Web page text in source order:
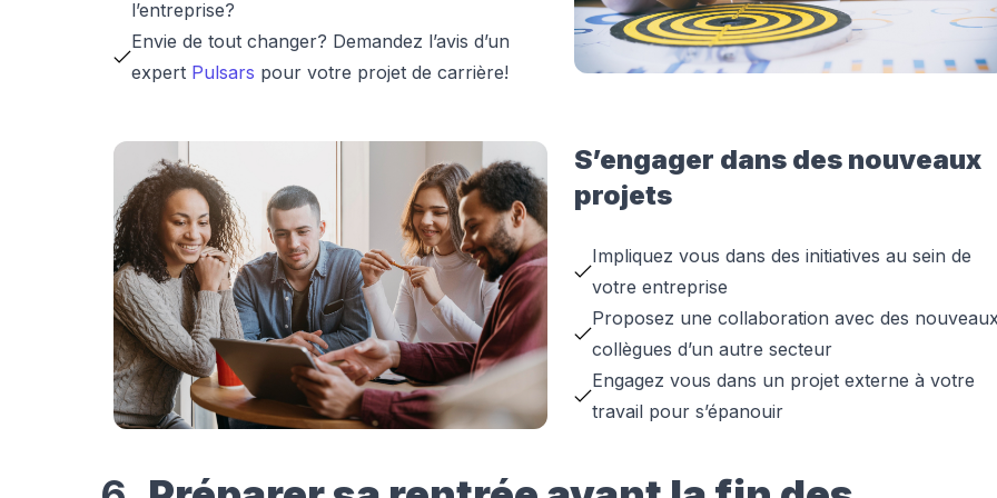
l’entreprise?
Envie de tout changer? Demandez l’avis d’un
expert Pulsars pour votre projet de carrière!
S’engager dans des nouveaux
projets
Impliquez vous dans des initiatives au sein de
votre entreprise
Proposez une collaboration avec des
collègues d’un autre secteur
Engagez vous dans un projet externe à votre
travail pour s’épanouir